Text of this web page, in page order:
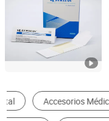
Zhejiang, China